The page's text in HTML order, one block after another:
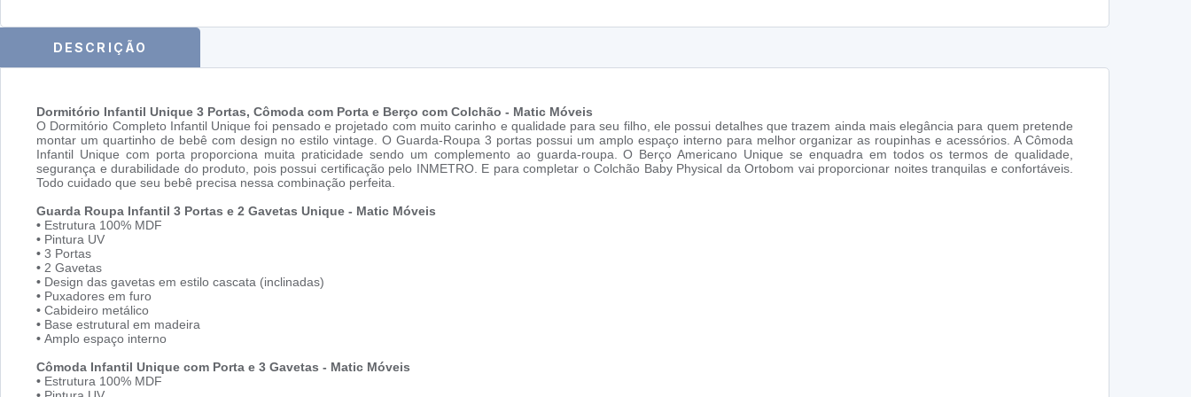
DESCRIÇÃO
Dormitório Infantil Unique 3 Portas, Cômoda com Porta e Berço com Colchão - Matic Móveis
O Dormitório Completo Infantil Unique foi pensado e projetado com muito carinho e qualidade para seu filho, ele possui detalhes que trazem ainda mais elegância para quem pretende
montar um quartinho de bebê com design no estilo vintage. O Guarda-Roupa 3 portas possui um amplo espaço interno para melhor organizar as roupinhas e acessórios. A Cômoda
Infantil Unique com porta proporciona muita praticidade sendo um complemento ao guarda-roupa. O Berço Americano Unique se enquadra em todos os termos de qualidade,
segurança e durabilidade do produto, pois possui certificação pelo INMETRO. E para completar o Colchão Baby Physical da Ortobom vai proporcionar noites tranquilas e confortáveis.
Todo cuidado que seu bebê precisa nessa combinação perfeita.
Guarda Roupa Infantil 3 Portas e 2 Gavetas Unique - Matic Móveis
• Estrutura 100% MDF
• Pintura UV
• 3 Portas
• 2 Gavetas
• Design das gavetas em estilo cascata (inclinadas)
• Puxadores em furo
• Cabideiro metálico
• Base estrutural em madeira
• Amplo espaço interno
Cômoda Infantil Unique com Porta e 3 Gavetas - Matic Móveis
• Estrutura 100% MDF